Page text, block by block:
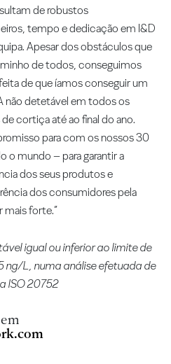
de robustos
tempo e dedicação em I&D
Apesar dos obstáculos que
de todos, conseguimos
de que íamos conseguir um
não detetável em todos os
cortiça até ao final do ano.
para com os nossos 30
mundo – para garantir a
dos seus produtos e
dos consumidores pela
mais forte.”
igual ou inferior ao limite de
ng/L, numa análise efetuada de
ISO 20752